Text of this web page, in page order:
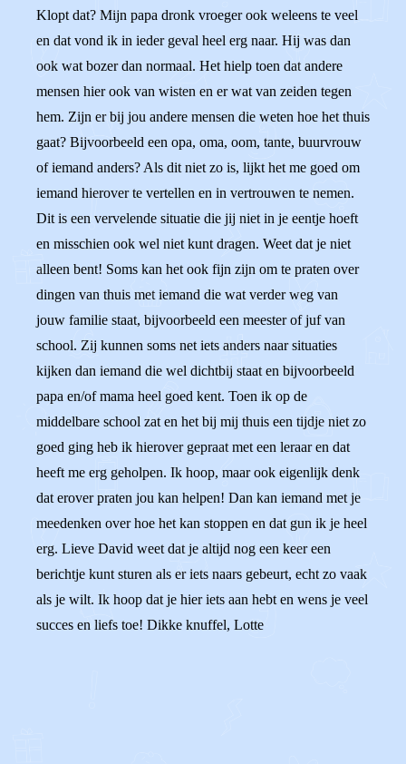
Klopt dat? Mijn papa dronk vroeger ook weleens te veel
en dat vond ik in ieder geval heel erg naar. Hij was dan
ook wat bozer dan normaal. Het hielp toen dat andere
mensen hier ook van wisten en er wat van zeiden tegen
hem. Zijn er bij jou andere mensen die weten hoe het thuis
gaat? Bijvoorbeeld een opa, oma, oom, tante, buurvrouw
of iemand anders? Als dit niet zo is, lijkt het me goed om
iemand hierover te vertellen en in vertrouwen te nemen.
Dit is een vervelende situatie die jij niet in je eentje hoeft
en misschien ook wel niet kunt dragen. Weet dat je niet
alleen bent! Soms kan het ook fijn zijn om te praten over
dingen van thuis met iemand die wat verder weg van
jouw familie staat, bijvoorbeeld een meester of juf van
school. Zij kunnen soms net iets anders naar situaties
kijken dan iemand die wel dichtbij staat en bijvoorbeeld
papa en/of mama heel goed kent. Toen ik op de
middelbare school zat en het bij mij thuis een tijdje niet zo
goed ging heb ik hierover gepraat met een leraar en dat
heeft me erg geholpen. Ik hoop, maar ook eigenlijk denk
dat erover praten jou kan helpen! Dan kan iemand met je
meedenken over hoe het kan stoppen en dat gun ik je heel
erg. Lieve David weet dat je altijd nog een keer een
berichtje kunt sturen als er iets naars gebeurt, echt zo vaak
als je wilt. Ik hoop dat je hier iets aan hebt en wens je veel
succes en liefs toe! Dikke knuffel, Lotte